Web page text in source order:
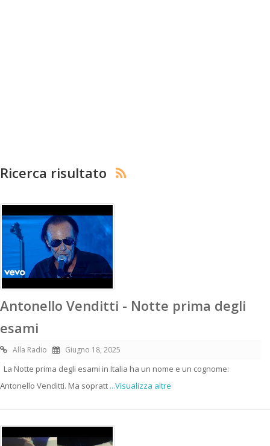
Ricerca risultato
Antonello Venditti - Notte prima degli
esami
Alla Radio Giugno 18, 2025
La Notte prima degli esami in Italia ha un nome e un cognome:
Antonello Venditti. Ma sopratt ...Visualizza altre